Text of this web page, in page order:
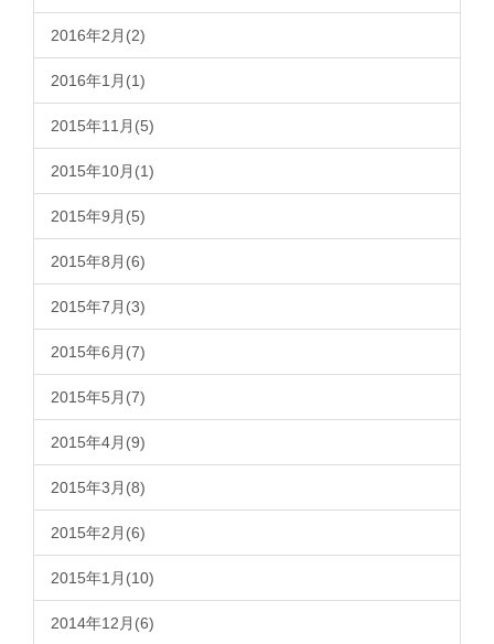
2016年2月(2)
2016年1月(1)
2015年11月(5)
2015年10月(1)
2015年9月(5)
2015年8月(6)
2015年7月(3)
2015年6月(7)
2015年5月(7)
2015年4月(9)
2015年3月(8)
2015年2月(6)
2015年1月(10)
2014年12月(6)